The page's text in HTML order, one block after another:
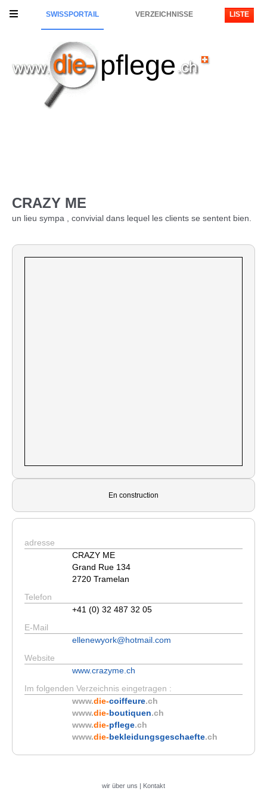
SWISSPORTAIL VERZEICHNISSE LISTE
pflege
CRAZY ME
un lieu sympa , convivial dans lequel les clients se sentent bien.
En construction
adresse
CRAZY ME
Grand Rue 134
2720 Tramelan
Telefon
+41 (0) 32 487 32 05
E-Mail
ellenewyork@hotmail.com
Website
www.crazyme.ch
Im folgenden Verzeichnis eingetragen :
www.die-coiffeure.ch
www.die-boutiquen.ch
www.die-pflege.ch
www.die-bekleidungsgeschaefte.ch
wir über uns | Kontakt